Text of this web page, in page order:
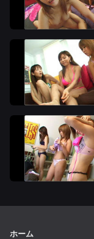
ホーム